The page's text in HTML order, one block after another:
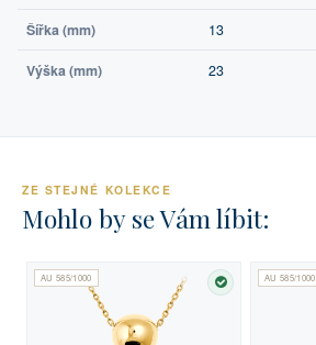
Šířka (mm) 13
Výška (mm) 23
ZE STEJNÉ KOLEKCE
Mohlo by se Vám líbit:
AU 585/1000
SKLADEM
AU 585/1000